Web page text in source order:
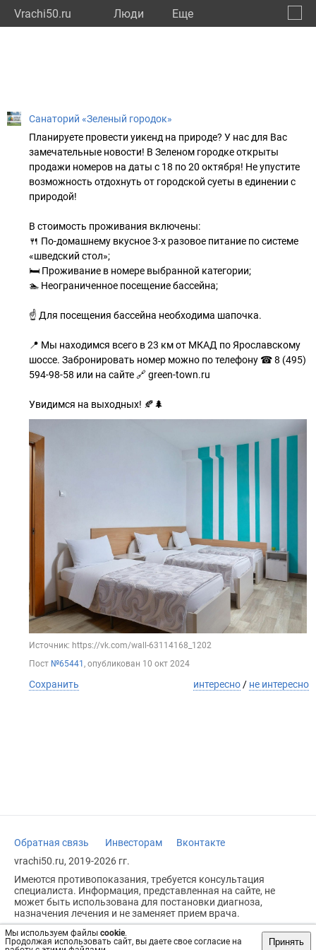
Vrachi50.ru Люди Eще
Мы используем файлы cookie.
Продолжая использовать сайт, вы даете свое согласие на
Принять
Санаторий «Зеленый городок»
Планируете провести уикенд на природе? У нас для Вас
замечательные новости! В Зеленом городке открыты
продажи номеров на даты с 18 по 20 октября! Не упустите
возможность отдохнуть от городской суеты в единении с
природой!
В стоимость проживания включены:
🍴 По-домашнему вкусное 3-х разовое питание по системе
«шведский стол»;
🛏 Проживание в номере выбранной категории;
🏊 Неограниченное посещение бассейна;
☝ Для посещения бассейна необходима шапочка.
📍 Мы находимся всего в 23 км от МКАД по Ярославскому
шоссе. Забронировать номер можно по телефону ☎ 8 (495)
594-98-58 или на сайте 🔗 green-town.ru
Увидимся на выходных! 🍂🌲
Источник: https://vk.com/wall-63114168_1202
Пост №65441, опубликован 10 окт 2024
Сохранить интересно / не интересно
Обратная связь Инвесторам
Вконтакте
vrachi50.ru, 2019-2026 гг.
Имеются противопоказания, требуется консультация
специалиста. Информация, представленная на сайте, не
может быть использована для постановки диагноза,
назначения лечения и не заменяет прием врача.
Возрастное ограничение: 18+